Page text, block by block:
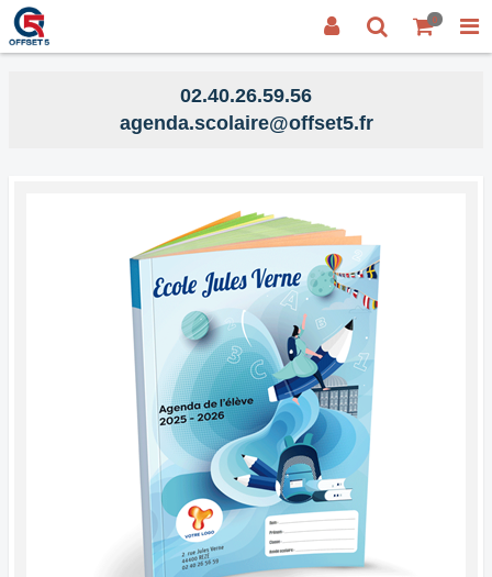
0
02.40.26.59.56
agenda.scolaire@offset5.fr